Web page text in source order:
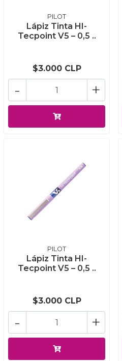
PILOT
Lápiz Tinta HI-
Tecpoint V5 – 0,5 ..
$3.000 CLP
+
-
PILOT
Lápiz Tinta HI-
Tecpoint V5 – 0,5 ..
$3.000 CLP
+
-